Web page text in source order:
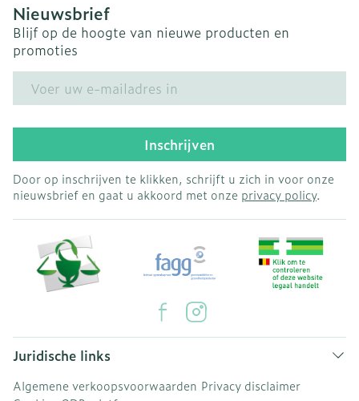
Nieuwsbrief
Blijf op de hoogte van nieuwe producten en
promoties
Inschrijven
Door op inschrijven te klikken, schrijft u zich in voor onze
nieuwsbrief en gaat u akkoord met onze privacy policy.
Juridische links
Algemene verkoopsvoorwaarden Privacy disclaimer